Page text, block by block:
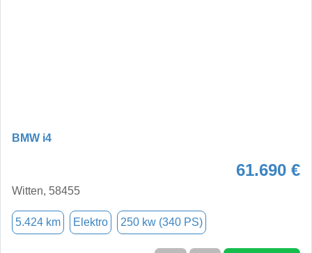
BMW i4
61.690 €
Witten, 58455
5.424 km Elektro 250 kw (340 PS)